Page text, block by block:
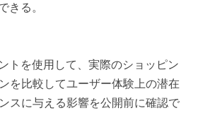
きる。
トを使用して、実際のショッピン
を比較してユーザー体験上の潜在
スに与える影響を公開前に確認で